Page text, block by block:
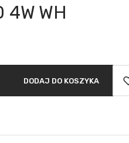
WH
DODAJ DO KOSZYKA